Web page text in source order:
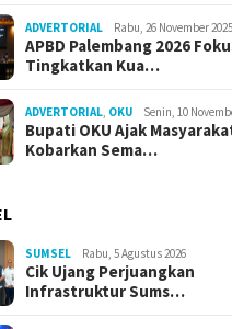
ADVERTORIAL Rabu, 26 November 2025
APBD Palembang 2026
Tingkatkan Kua…
ADVERTORIAL, OKU Senin, 10
Bupati OKU Ajak
Kobarkan Sema…
SUMSEL Rabu, 5 Agustus 2026
Cik Ujang Perjuangkan
Infrastruktur Sums…